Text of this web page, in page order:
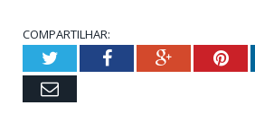
COMPARTILHAR:
TwitterFacebookGoogle+
Email